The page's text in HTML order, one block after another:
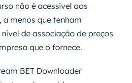
não é acessível aos
a menos que tenham
de associação de preços
que o fornece.
BET Downloader